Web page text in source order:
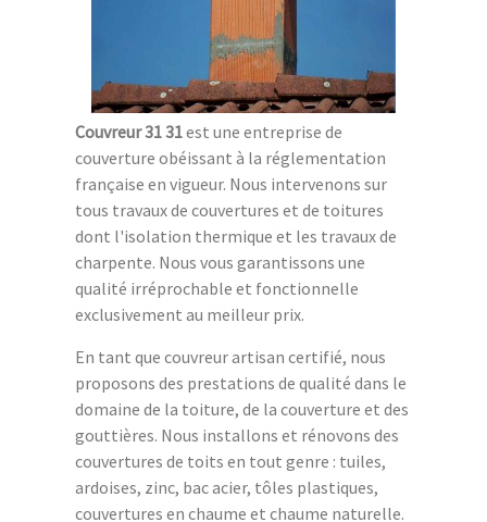
Couvreur 31 31est une entreprise de
couverture obéissant à la réglementation
française en vigueur. Nous intervenons sur
tous travaux de couvertures et de toitures
dont l'isolation thermique et les travaux de
charpente. Nous vous garantissons une
qualité irréprochable et fonctionnelle
exclusivement au meilleur prix.
En tant que couvreur artisan certifié, nous
proposons des prestations de qualité dans le
domaine de la toiture, de la couverture et des
gouttières. Nous installons et rénovons des
couvertures de toits en tout genre : tuiles,
ardoises, zinc, bac acier, tôles plastiques,
couvertures en chaume et chaume naturelle.